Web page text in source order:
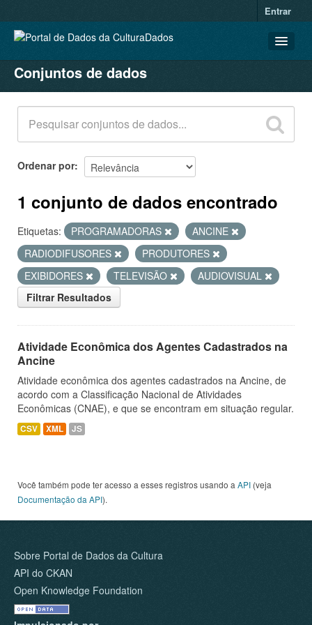
Entrar
CONJUNTOS DE DADOS
ORGANIZAÇÕES
GRUPOS
SOBRE
Conjuntos de dados
Ordenar por
1 conjunto de dados encontrado
Etiquetas: PROGRAMADORAS
ANCINE
RADIODIFUSORES
PRODUTORES
EXIBIDORES
TELEVISÃO
AUDIOVISUAL
Filtrar Resultados
Atividade Econômica dos Agentes Cadastrados na
Ancine
Atividade econômica dos agentes cadastrados na Ancine, de
acordo com a Classificação Nacional de Atividades
Econômicas (CNAE), e que se encontram em situação regular.
CSV XML JS
Você também pode ter acesso a esses registros usando a API (veja
Documentação da API).
Sobre Portal de Dados da Cultura
API do CKAN
Open Knowledge Foundation